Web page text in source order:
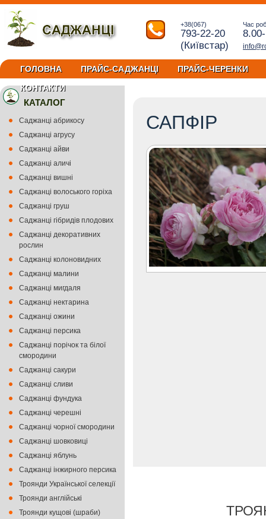
+38(067)
793-22-20
(Київстар)
Час
ГОЛОВНА ПРАЙС-САДЖАНЦІ
ПРАЙС-ЧЕРЕНКИ
КОНТАКТИ
САПФІР
КАТАЛОГ
Саджанці абрикосу
Саджанці агрусу
Саджанці айви
Саджанці аличі
Саджанці вишні
Саджанці волоського горіха
Саджанці груш
Саджанці гібридів плодових
Саджанці декоративних
рослин
Саджанці колоновидних
Саджанці малини
Саджанці мигдаля
Саджанці нектарина
Саджанці ожини
Саджанці персика
Саджанці порічок та білої
смородини
Саджанці сакури
Саджанці сливи
Саджанці фундука
Саджанці черешні
Саджанці чорної смородини
Саджанці шовковиці
Саджанці яблунь
Саджанці інжирного персика
Троянди Української селекції
Троянди англійські
Троянди кущові (шраби)